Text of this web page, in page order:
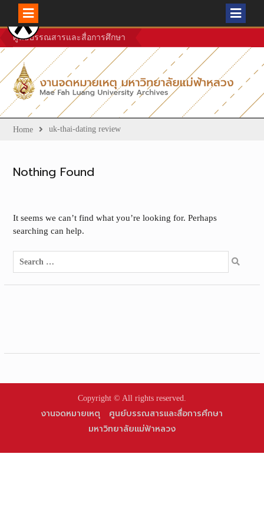
Skip
to
content
ศูนย์บรรณสารและสื่อการศึกษา
Home uk-thai-dating review
Nothing Found
It seems we can’t find what you’re looking for. Perhaps
searching can help.
Search
for:
Copyright © All rights reserved.
งานจดหมายเหตุ
ศูนย์บรรณสารและสื่อการศึกษา
มหาวิทยาลัยแม่ฟ้าหลวง